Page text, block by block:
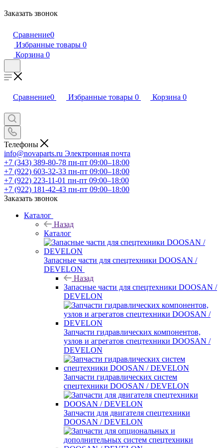
Заказать звонок
Сравнение0
Избранные товары 0
Корзина 0
Сравнение0 Избранные товары 0 Корзина 0
Телефоны
info@novaparts.ru Электронная почта
+7 (343) 389-80-78 пн-пт 09:00–18:00
+7 (922) 603-32-33 пн-пт 09:00–18:00
+7 (922) 223-11-01 пн-пт 09:00–18:00
+7 (922) 181-42-43 пн-пт 09:00–18:00
Заказать звонок
Каталог
Назад
Каталог
Запасные части для спецтехники DOOSAN /
DEVELON
Назад
Запасные части для спецтехники DOOSAN /
DEVELON
Запчасти гидравлических компонентов,
узлов и агрегатов спецтехники DOOSAN /
DEVELON
Запчасти гидравлических систем
спецтехники DOOSAN / DEVELON
Запчасти для двигателя спецтехники
DOOSAN / DEVELON